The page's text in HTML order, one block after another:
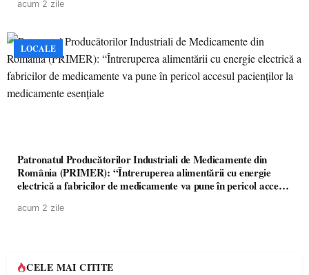
acum 2 zile
LOCALE
Patronatul Producătorilor Industriali de Medicamente din
România (PRIMER): “Întreruperea alimentării cu energie
electrică a fabricilor de medicamente va pune în pericol accesul
acum 2 zile
CELE MAI CITITE